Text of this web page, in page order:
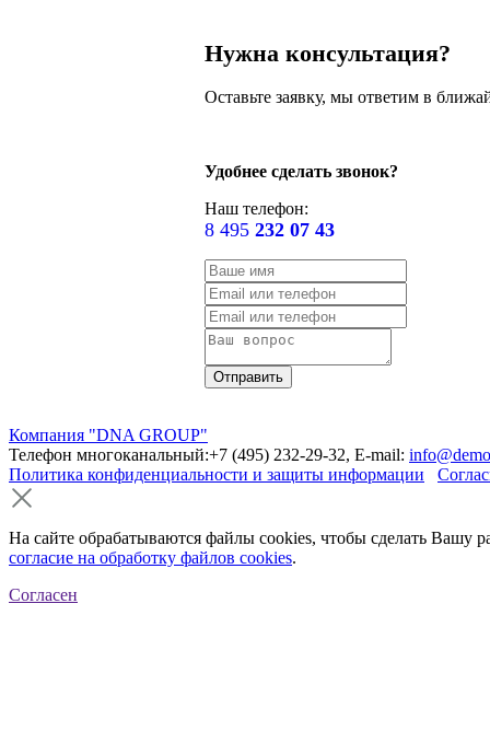
Нужна консультация?
Оставьте заявку, мы ответим в
Удобнее сделать звонок?
Наш телефон:
8 495 232 07 43
Компания "DNA GROUP"
Телефон многоканальный:+7 (495) 232-29-32, E-mail:
Политика конфиденциальности и защиты информации
На сайте обрабатываются файлы cookies, чтобы сделать Вашу
согласие на обработку файлов cookies.
Согласен